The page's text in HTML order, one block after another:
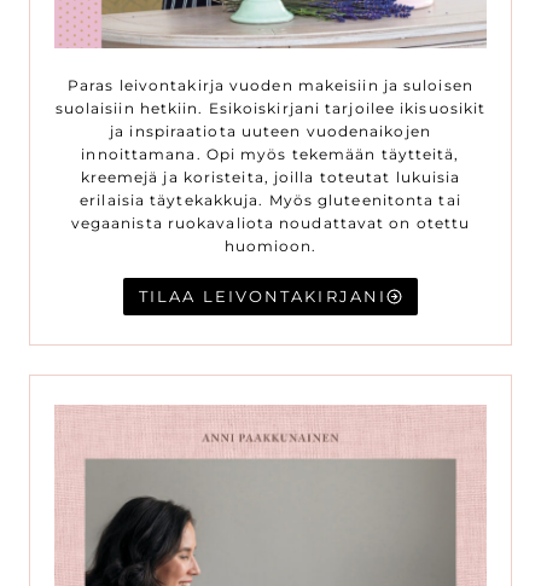
Paras leivontakirja vuoden makeisiin ja suloisen
suolaisiin hetkiin. Esikoiskirjani tarjoilee ikisuosikit
ja inspiraatiota uuteen vuodenaikojen
innoittamana. Opi myös tekemään täytteitä,
kreemejä ja koristeita, joilla toteutat lukuisia
erilaisia täytekakkuja. Myös gluteenitonta tai
vegaanista ruokavaliota noudattavat on otettu
huomioon.
TILAA LEIVONTAKIRJANI